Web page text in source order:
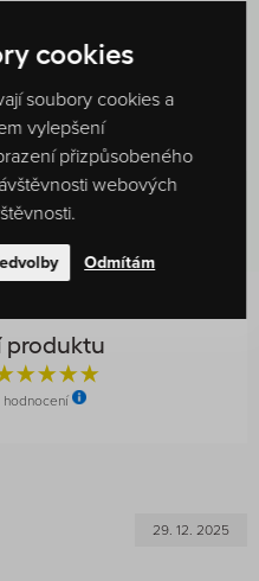
Costa Rica Marvin
332 Kč
DO DETAILU
produktu
hodnocení
29. 12. 2025
cookies
soubory cookies a
vylepšení
přizpůsobeného
webových
Odmítám